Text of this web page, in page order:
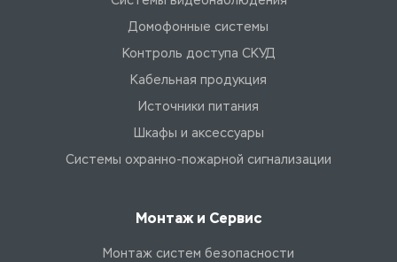
Домофонные системы
Контроль доступа СКУД
Кабельная продукция
Источники питания
Шкафы и аксессуары
Системы охранно-пожарной сигнализации
Монтаж и Сервис
Монтаж систем безопасности